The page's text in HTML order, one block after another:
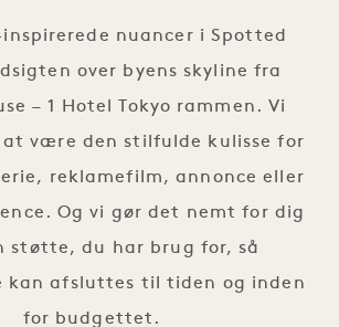
inspirerede nuancer i Spotted
over byens skyline fra
– 1 Hotel Tokyo rammen. Vi
være den stilfulde kulisse for
reklamefilm, annonce eller
Og vi gør det nemt for dig
støtte, du har brug for, så
kan afsluttes til tiden og inden
for budgettet.